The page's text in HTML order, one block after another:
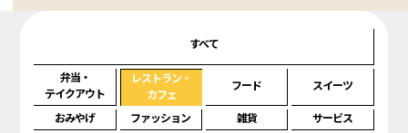
すべて
弁当・
テイクアウト
レストラン・
カフェ
フード スイーツ
おみやげ ファッション 雑貨
サービス